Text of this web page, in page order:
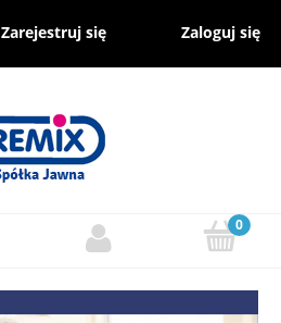
Zarejestruj się Zaloguj się